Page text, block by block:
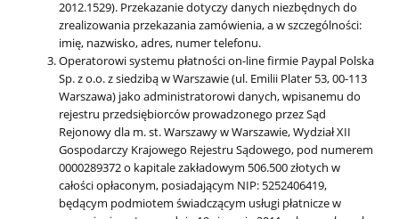
2012.1529). Przekazanie dotyczy danych niezbędnych do
zrealizowania przekazania zamówienia, a w szczególności:
imię, nazwisko, adres, numer telefonu.
Operatorowi systemu płatności on-line firmie Paypal Polska
Sp. z o.o. z siedzibą w Warszawie (ul. Emilii Plater 53, 00-113
Warszawa) jako administratorowi danych, wpisanemu do
rejestru przedsiębiorców prowadzonego przez Sąd
Rejonowy dla m. st. Warszawy w Warszawie, Wydział XII
Gospodarczy Krajowego Rejestru Sądowego, pod numerem
0000289372 o kapitale zakładowym 506.500 złotych w
całości opłaconym, posiadającym NIP: 5252406419,
będącym podmiotem świadczącym usługi płatnicze w